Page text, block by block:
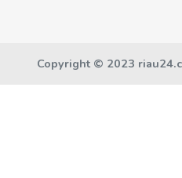
Copyright © 2023